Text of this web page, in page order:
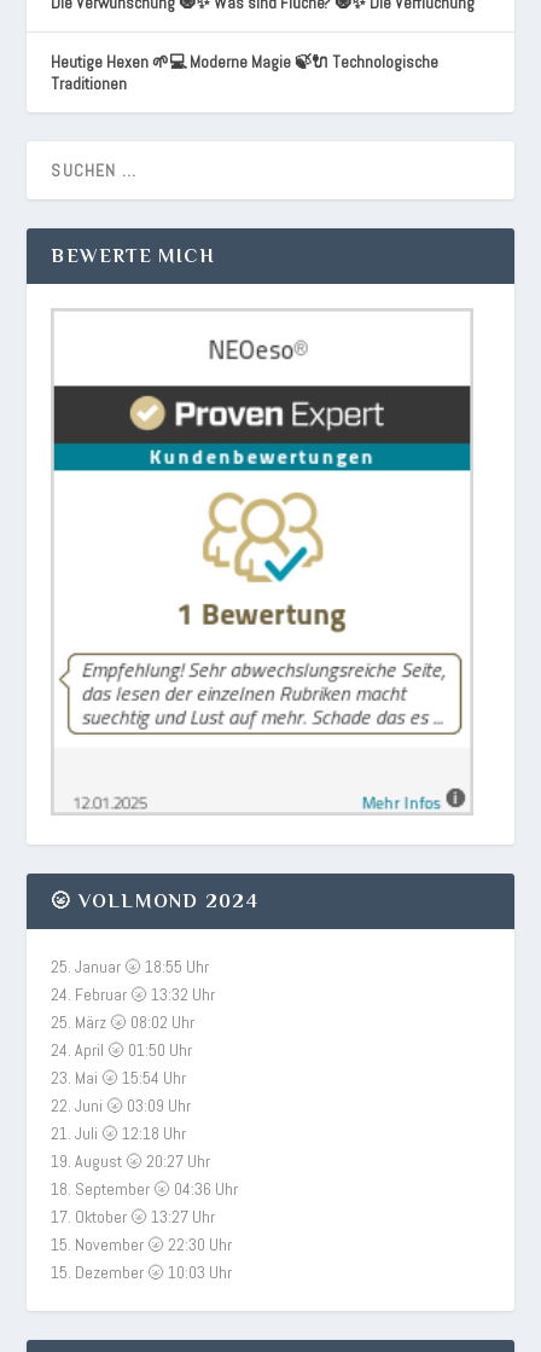
Heutige Hexen 🌱💻 Moderne Magie 🍃🔌 Technologische
Traditionen
BEWERTE MICH
🌝 VOLLMOND 2024
25. Januar 🌝 18:55 Uhr
24. Februar 🌝 13:32 Uhr
25. März 🌝 08:02 Uhr
24. April 🌝 01:50 Uhr
23. Mai 🌝 15:54 Uhr
22. Juni 🌝 03:09 Uhr
21. Juli 🌝 12:18 Uhr
19. August 🌝 20:27 Uhr
18. September 🌝 04:36 Uhr
17. Oktober 🌝 13:27 Uhr
15. November 🌝 22:30 Uhr
15. Dezember 🌝 10:03 Uhr